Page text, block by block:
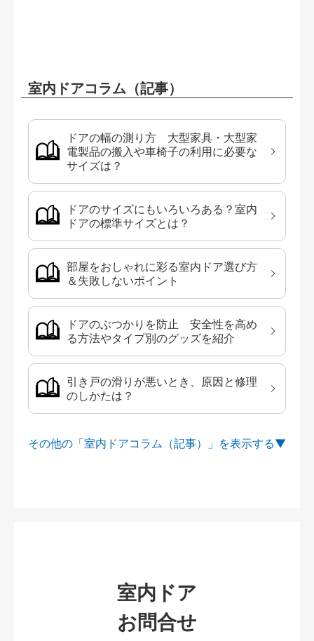
室内ドアコラム（記事）
ドアの幅の測り方 大型家具・大型家
電製品の搬入や車椅子の利用に必要な
サイズは？
ドアのサイズにもいろいろある？室内
ドアの標準サイズとは？
部屋をおしゃれに彩る室内ドア選び方
＆失敗しないポイント
ドアのぶつかりを防止 安全性を高め
る方法やタイプ別のグッズを紹介
引き戸の滑りが悪いとき、原因と修理
のしかたは？
その他の「室内ドアコラム（記事）」を
室内ドア
お問合せ